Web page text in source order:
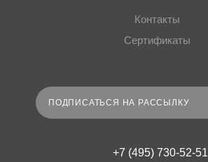
Контакты
Сертификаты
ПОДПИСАТЬСЯ НА РАССЫЛКУ
+7 (495) 730-52-51